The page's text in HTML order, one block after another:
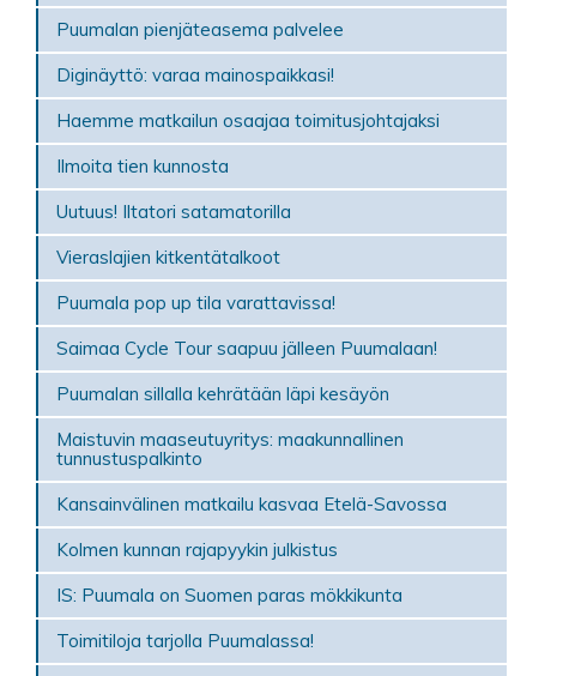
Puumalan pienjäteasema palvelee
Diginäyttö: varaa mainospaikkasi!
Haemme matkailun osaajaa toimitusjohtajaksi
Ilmoita tien kunnosta
Uutuus! Iltatori satamatorilla
Vieraslajien kitkentätalkoot
Puumala pop up tila varattavissa!
Saimaa Cycle Tour saapuu jälleen Puumalaan!
Puumalan sillalla kehrätään läpi kesäyön
Maistuvin maaseutuyritys: maakunnallinen
tunnustuspalkinto
Kansainvälinen matkailu kasvaa Etelä-Savossa
Kolmen kunnan rajapyykin julkistus
IS: Puumala on Suomen paras mökki­kunta
Toimitiloja tarjolla Puumalassa!